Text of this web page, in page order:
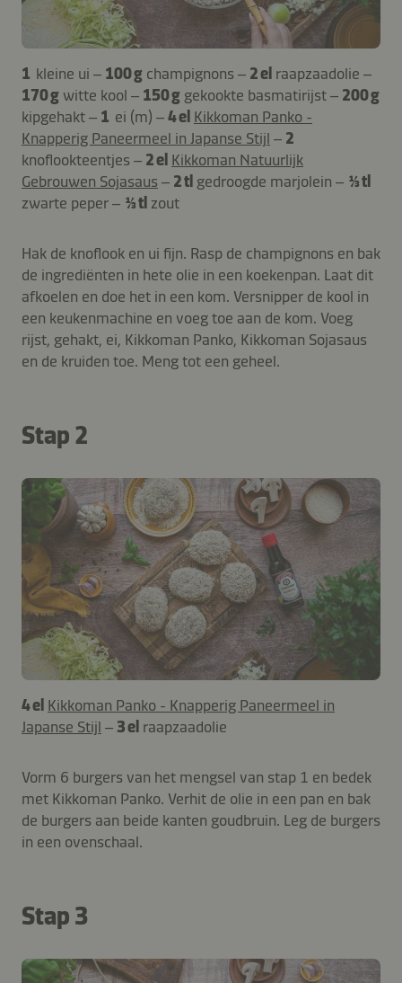
1 kleine ui – 100 g champignons – 2 el raapzaadolie –
170 g witte kool – 150 g gekookte basmatirijst – 200 g
kipgehakt – 1 ei (m) –4 el Kikkoman Panko -
Knapperig Paneermeel in Japanse Stijl – 2
knoflookteentjes – 2 el Kikkoman Natuurlijk
Gebrouwen Sojasaus – 2 tl gedroogde marjolein – ⅓ tl
zwarte peper – ⅓ tl zout
Hak de knoflook en ui fijn. Rasp de champignons en bak
de ingrediënten in hete olie in een koekenpan. Laat dit
afkoelen en doe het in een kom. Versnipper de kool in
een keukenmachine en voeg toe aan de kom. Voeg
rijst, gehakt, ei, Kikkoman Panko, Kikkoman Sojasaus
en de kruiden toe. Meng tot een geheel.
Stap 2
4 el Kikkoman Panko - Knapperig Paneermeel in
Japanse Stijl – 3 el raapzaadolie
Vorm 6 burgers van het mengsel van stap 1 en bedek
met Kikkoman Panko. Verhit de olie in een pan en bak
de burgers aan beide kanten goudbruin. Leg de burgers
in een ovenschaal.
Stap 3